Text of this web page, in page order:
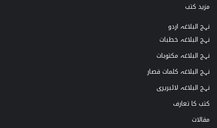
مزید کتب
نہج البلاغہ اردو
نہج البلاغہ خطبات
نہج البلاغہ مکتوبات
نہج البلاغہ کلمات قصار
نہج البلاغہ لائبریری
کتب کا تعارف
مقالات